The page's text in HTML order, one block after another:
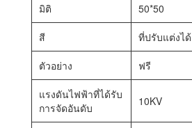
มิติ 50*50
สี ที่ปรับแต่งได้
ตัวอย่าง ฟรี
แรงดันไฟฟ้าที่ได้รับ
การจัดอันดับ
10KV